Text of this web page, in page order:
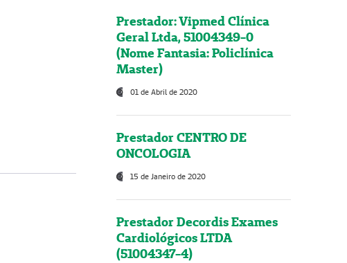
Prestador: Vipmed Clínica
Geral Ltda, 51004349-0
(Nome Fantasia: Policlínica
Master)
01 de Abril de 2020
Prestador CENTRO DE
ONCOLOGIA
15 de Janeiro de 2020
Prestador Decordis Exames
Cardiológicos LTDA
(51004347-4)